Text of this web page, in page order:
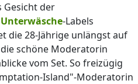
Gesicht der
Unterwäsche-Labels
die 28-Jährige unlängst auf
schöne Moderatorin
vom Set. So freizügig
Island"-Moderatorin